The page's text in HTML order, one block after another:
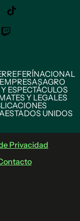
REFERÍNACIONAL
AGRO
ESPECTÁCULOS
Y LEGALES
ESTADOS UNIDOS
Privacidad